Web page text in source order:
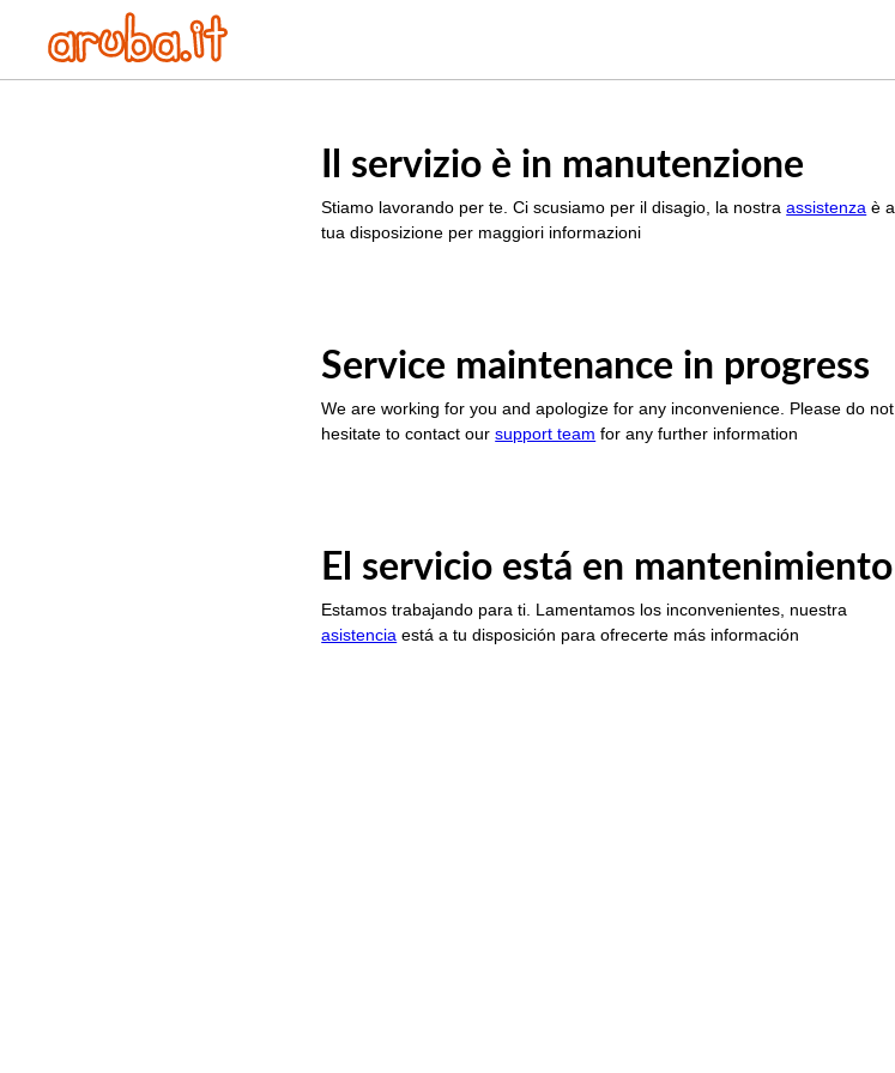
Il servizio è in manutenzione
Stiamo lavorando per te. Ci scusiamo per il disagio, la nostraassistenza è a
tua disposizione per maggiori informazioni
Service maintenance in progress
We are working for you and apologize for any inconvenience. Please do not
hesitate to contact oursupport team for any further information
El servicio está en mantenimiento
Estamos trabajando para ti. Lamentamos los inconvenientes, nuestra
asistencia está a tu disposición para ofrecerte más información